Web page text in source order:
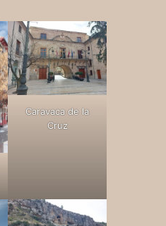
Caravaca de la
Cruz